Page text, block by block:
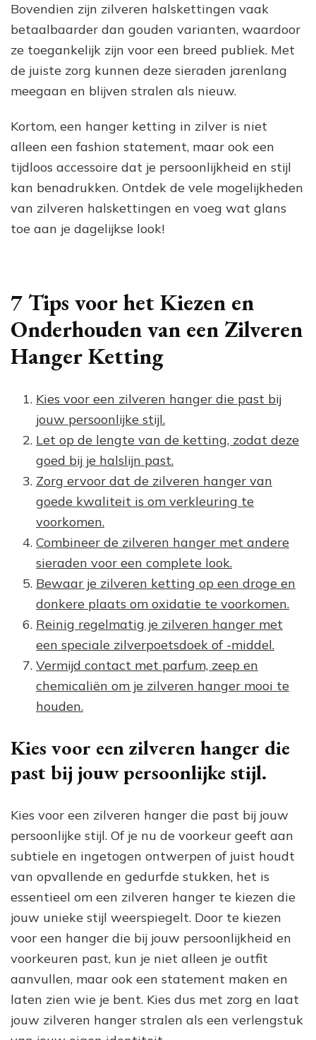
Bovendien zijn zilveren halskettingen vaak
betaalbaarder dan gouden varianten, waardoor
ze toegankelijk zijn voor een breed publiek. Met
de juiste zorg kunnen deze sieraden jarenlang
meegaan en blijven stralen als nieuw.
Kortom, een hanger ketting in zilver is niet
alleen een fashion statement, maar ook een
tijdloos accessoire dat je persoonlijkheid en stijl
kan benadrukken. Ontdek de vele mogelijkheden
van zilveren halskettingen en voeg wat glans
toe aan je dagelijkse look!
7 Tips voor het Kiezen en
Onderhouden van een Zilveren
Hanger Ketting
Kies voor een zilveren hanger die past bij
jouw persoonlijke stijl.
Let op de lengte van de ketting, zodat deze
goed bij je halslijn past.
Zorg ervoor dat de zilveren hanger van
goede kwaliteit is om verkleuring te
voorkomen.
Combineer de zilveren hanger met andere
sieraden voor een complete look.
Bewaar je zilveren ketting op een droge en
donkere plaats om oxidatie te voorkomen.
Reinig regelmatig je zilveren hanger met
een speciale zilverpoetsdoek of -middel.
Vermijd contact met parfum, zeep en
chemicaliën om je zilveren hanger mooi te
houden.
Kies voor een zilveren hanger die
past bij jouw persoonlijke stijl.
Kies voor een zilveren hanger die past bij jouw
persoonlijke stijl. Of je nu de voorkeur geeft aan
subtiele en ingetogen ontwerpen of juist houdt
van opvallende en gedurfde stukken, het is
essentieel om een zilveren hanger te kiezen die
jouw unieke stijl weerspiegelt. Door te kiezen
voor een hanger die bij jouw persoonlijkheid en
voorkeuren past, kun je niet alleen je outfit
aanvullen, maar ook een statement maken en
laten zien wie je bent. Kies dus met zorg en laat
jouw zilveren hanger stralen als een verlengstuk